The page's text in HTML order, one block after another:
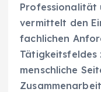
Professionalität
vermittelt den
fachlichen
Tätigkeitsfeldes
menschliche